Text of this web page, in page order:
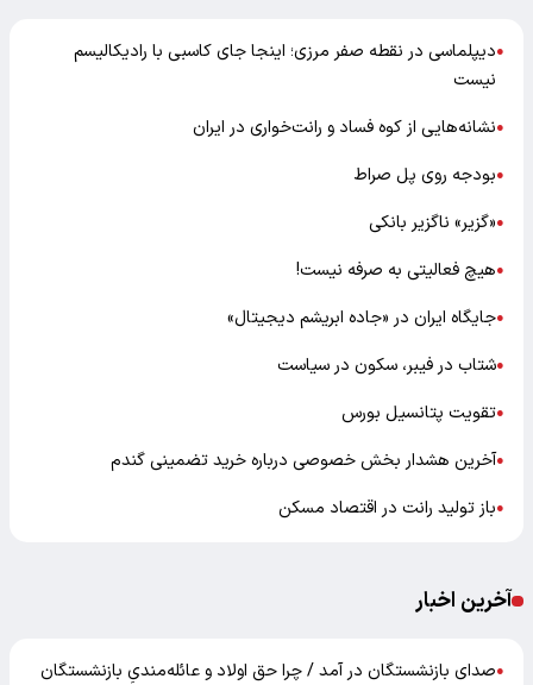
●دیپلماسی در نقطه صفر مرزی؛ اینجا جای کاسبی با رادیکالیسم
نیست
●نشانه‌هایی از کوه فساد و رانت‌خواری در ایران
●بودجه روی پل صراط
●«گزیر» ناگزیر بانکی
●هیچ فعالیتی به صرفه نیست!
●جایگاه ایران در «جاده ابریشم دیجیتال»
●شتاب در فیبر، سکون در سیاست
●تقویت پتانسیل بورس
●آخرین هشدار بخش خصوصی درباره خرید تضمینی گندم
●باز تولید رانت در اقتصاد مسکن
آخرین اخبار
●صدای بازنشستگان در آمد / چرا حق اولاد و عائله‌مندیِ بازنشستگان